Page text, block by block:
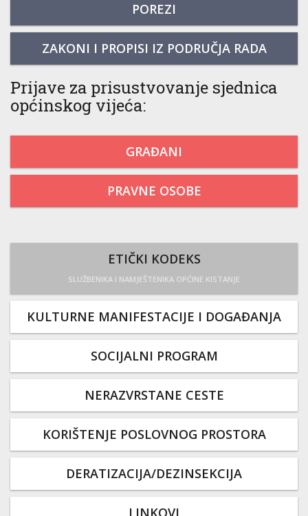
POREZI
ZAKONI I PROPISI IZ PODRUČJA RADA
Prijave za prisustvovanje sjednica
općinskog vijeća:
GRAĐANI
PRAVNE OSOBE
ETIČKI KODEKS
SLUŽBENIKA I NAMJEŠTENIKA OPĆINE KISTANJE
KULTURNE MANIFESTACIJE I DOGAĐANJA
SOCIJALNI PROGRAM
NERAZVRSTANE CESTE
KORIŠTENJE POSLOVNOG PROSTORA
DERATIZACIJA/DEZINSEKCIJA